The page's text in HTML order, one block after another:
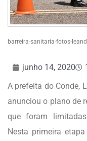
barreira-sanitaria-fotos-
junho 14, 2020
A prefeita do Conde,
anunciou o plano de
que foram
Nesta primeira